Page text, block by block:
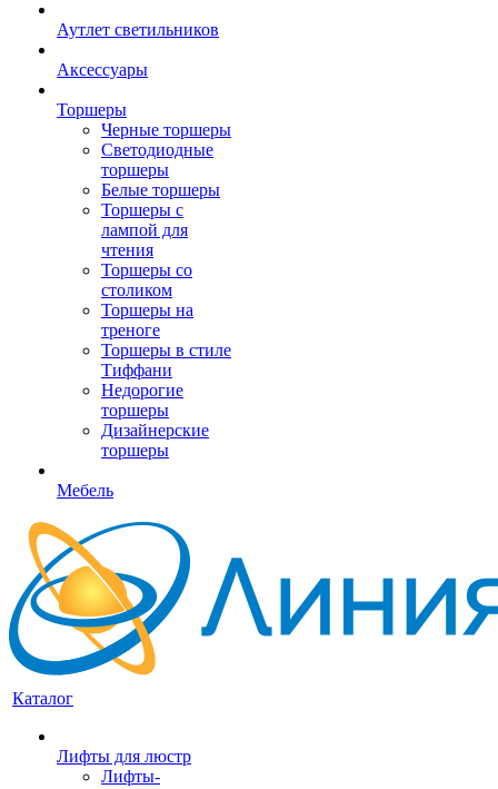
Аутлет светильников
Аксессуары
Торшеры
Черные торшеры
Светодиодные
торшеры
Белые торшеры
Торшеры с
лампой для
чтения
Торшеры со
столиком
Торшеры на
треноге
Торшеры в стиле
Тиффани
Недорогие
торшеры
Дизайнерские
торшеры
Мебель
Каталог
Лифты для люстр
Лифты-